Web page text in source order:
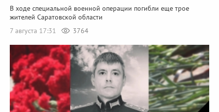
В ходе специальной военной операции погибли еще трое
жителей Саратовской области
7 августа 17:31
3764